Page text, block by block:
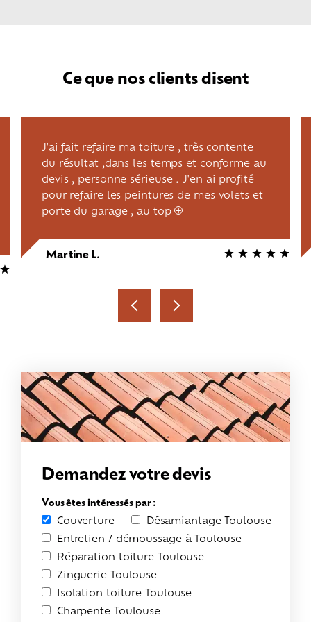
Ce que nos clients disent
Martine L.
J'ai fait refaire ma toiture , très contente
du résultat ,dans les temps et conforme au
devis , personne sérieuse . J'en ai profité
pour refaire les peintures de mes volets et
porte du garage , au top+
Demandez votre devis
Vous êtes intéressés par :
Couverture
Désamiantage Toulouse
Entretien / démoussage à Toulouse
Réparation toiture Toulouse
Zinguerie Toulouse
Isolation toiture Toulouse
Charpente Toulouse